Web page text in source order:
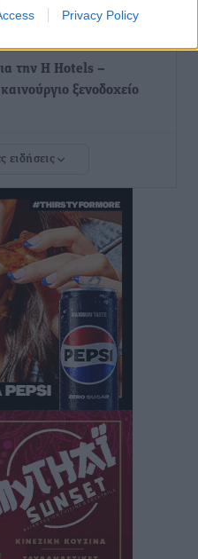
Privacy Policy
την H Hotels –
ξενοδοχείο
όχημα με μητέρα και
προσφυγικό σαν ταινία
μαρτυρία της Χαρούλας
που οδήγησαν στο
στις 21 Αυγούστου
Επιτροπής Ρόδου
ειδήσεις